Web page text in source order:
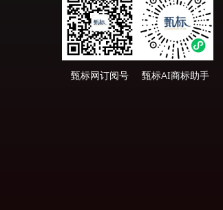
甄标网订阅号 甄标AI商标助手